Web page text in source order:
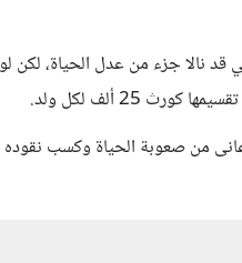
والصنايعي قد نالا جزء من عدل
والآخر عانى من صعوبة الحياة وكسب